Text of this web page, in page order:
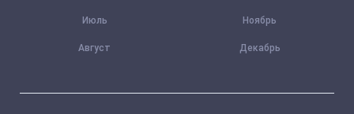
Июль
Август
Ноябрь
Декабрь